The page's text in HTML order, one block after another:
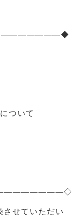
ついて
せていただい